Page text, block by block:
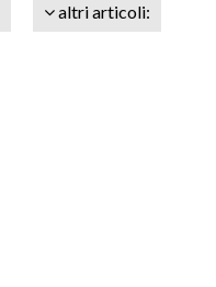
altri articoli: